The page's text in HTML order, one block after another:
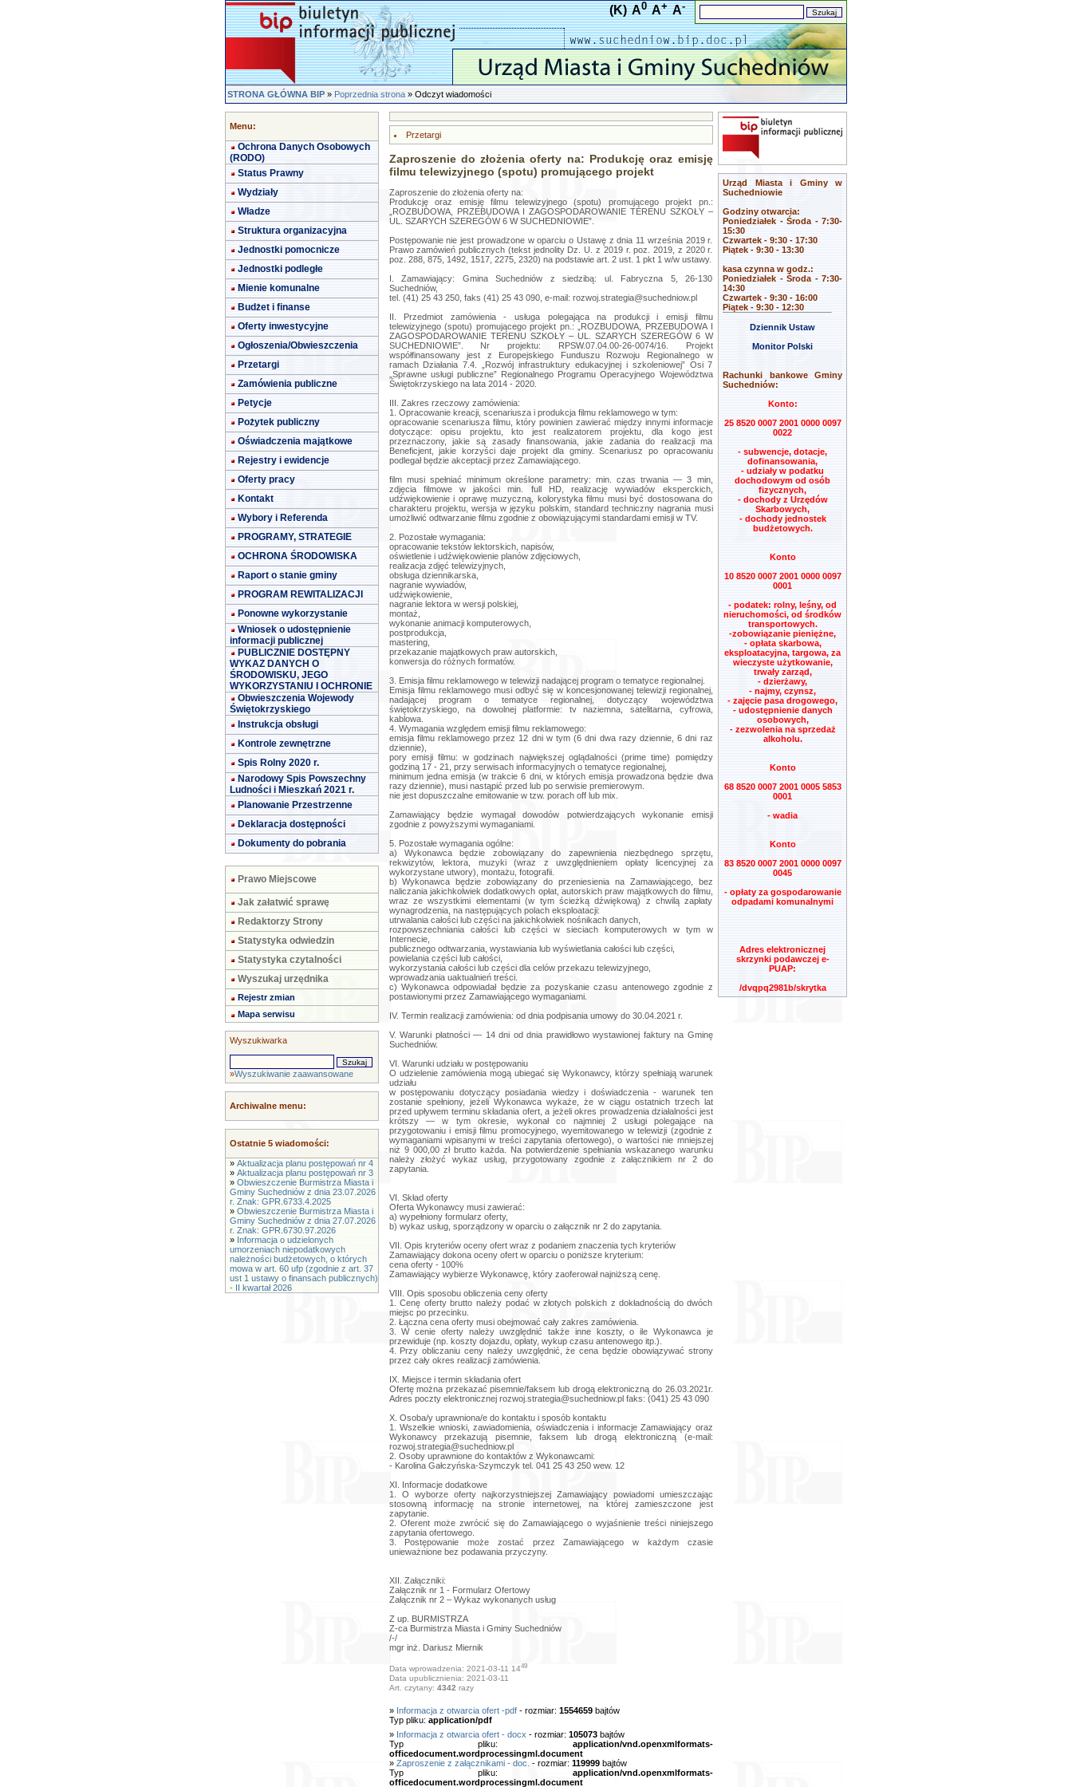
(K) A0 A+ A-
STRONA GŁÓWNA BIP»Poprzednia strona» Odczyt wiadomości
Menu:
Ochrona Danych Osobowych
(RODO)
Status Prawny
Wydziały
Władze
Struktura organizacyjna
Jednostki pomocnicze
Jednostki podległe
Mienie komunalne
Budżet i finanse
Oferty inwestycyjne
Ogłoszenia/Obwieszczenia
Przetargi
Zamówienia publiczne
Petycje
Pożytek publiczny
Oświadczenia majątkowe
Rejestry i ewidencje
Oferty pracy
Kontakt
Wybory i Referenda
PROGRAMY, STRATEGIE
OCHRONA ŚRODOWISKA
Raport o stanie gminy
PROGRAM REWITALIZACJI
Ponowne wykorzystanie
Wniosek o udostępnienie
informacji publicznej
PUBLICZNIE DOSTĘPNY
WYKAZ DANYCH O
ŚRODOWISKU, JEGO
WYKORZYSTANIU I OCHRONIE
Obwieszczenia Wojewody
Świętokrzyskiego
Instrukcja obsługi
Kontrole zewnętrzne
Spis Rolny 2020 r.
Narodowy Spis Powszechny
Ludności i Mieszkań 2021 r.
Planowanie Przestrzenne
Deklaracja dostępności
Dokumenty do pobrania
Prawo Miejscowe
Jak załatwić sprawę
Redaktorzy Strony
Statystyka odwiedzin
Statystyka czytalności
Wyszukaj urzędnika
Rejestr zmian
Mapa serwisu
Wyszukiwarka
»Wyszukiwanie zaawansowane
Archiwalne menu:
Ostatnie 5 wiadomości:
» Aktualizacja planu postępowań nr 4
» Aktualizacja planu postępowań nr 3
» Obwieszczenie Burmistrza Miasta i
Gminy Suchedniów z dnia 23.07.2026
r. Znak: GPR.6733.4.2025
» Obwieszczenie Burmistrza Miasta i
Gminy Suchedniów z dnia 27.07.2026
r. Znak: GPR.6730.97.2026
» Informacja o udzielonych
umorzeniach niepodatkowych
należności budżetowych, o których
mowa w art. 60 ufp (zgodnie z art. 37
ust 1 ustawy o finansach publicznych)
- II kwartał 2026
Przetargi
Zaproszenie do złożenia oferty na: Produkcję oraz emisję
filmu telewizyjnego (spotu) promującego projekt
Zaproszenie do złożenia oferty na:
Produkcję oraz emisję filmu telewizyjnego (spotu) promującego projekt pn.:
„ROZBUDOWA, PRZEBUDOWA I ZAGOSPODAROWANIE TERENU SZKOŁY –
UL. SZARYCH SZEREGÓW 6 W SUCHEDNIOWIE”.
Postępowanie nie jest prowadzone w oparciu o Ustawę z dnia 11 września 2019 r.
Prawo zamówień publicznych (tekst jednolity Dz. U. z 2019 r. poz. 2019, z 2020 r.
poz. 288, 875, 1492, 1517, 2275, 2320) na podstawie art. 2 ust. 1 pkt 1 w/w ustawy.
I. Zamawiający: Gmina Suchedniów z siedzibą: ul. Fabryczna 5, 26-130
Suchedniów,
tel. (41) 25 43 250, faks (41) 25 43 090, e-mail: rozwoj.strategia@suchedniow.pl
II. Przedmiot zamówienia - usługa polegająca na produkcji i emisji filmu
telewizyjnego (spotu) promującego projekt pn.: „ROZBUDOWA, PRZEBUDOWA I
ZAGOSPODAROWANIE TERENU SZKOŁY – UL. SZARYCH SZEREGÓW 6 W
SUCHEDNIOWIE”. Nr projektu: RPSW.07.04.00-26-0074/16. Projekt
współfinansowany jest z Europejskiego Funduszu Rozwoju Regionalnego w
ramach Działania 7.4. „Rozwój infrastruktury edukacyjnej i szkoleniowej” Osi 7
„Sprawne usługi publiczne” Regionalnego Programu Operacyjnego Województwa
Świętokrzyskiego na lata 2014 - 2020.
III. Zakres rzeczowy zamówienia:
1. Opracowanie kreacji, scenariusza i produkcja filmu reklamowego w tym:
opracowanie scenariusza filmu, który powinien zawierać między innymi informacje
dotyczące: opisu projektu, kto jest realizatorem projektu, dla kogo jest
przeznaczony, jakie są zasady finansowania, jakie zadania do realizacji ma
Beneficjent, jakie korzyści daje projekt dla gminy. Scenariusz po opracowaniu
podlegał będzie akceptacji przez Zamawiającego.
film musi spełniać minimum określone parametry: min. czas trwania — 3 min,
zdjęcia filmowe w jakości min. full HD, realizację wywiadów eksperckich,
udźwiękowienie i oprawę muzyczną, kolorystyka filmu musi być dostosowana do
charakteru projektu, wersja w języku polskim, standard techniczny nagrania musi
umożliwić odtwarzanie filmu zgodnie z obowiązującymi standardami emisji w TV.
2. Pozostałe wymagania:
opracowanie tekstów lektorskich, napisów,
oświetlenie i udźwiękowienie planów zdjęciowych,
realizacja zdjęć telewizyjnych,
obsługa dziennikarska,
nagranie wywiadów,
udźwiękowienie,
nagranie lektora w wersji polskiej,
montaż,
wykonanie animacji komputerowych,
postprodukcja,
mastering,
przekazanie majątkowych praw autorskich,
konwersja do różnych formatów.
3. Emisja filmu reklamowego w telewizji nadającej program o tematyce regionalnej.
Emisja filmu reklamowego musi odbyć się w koncesjonowanej telewizji regionalnej,
nadającej program o tematyce regionalnej, dotyczący województwa
świętokrzyskiego, na dowolnej platformie: tv naziemna, satelitarna, cyfrowa,
kablowa.
4. Wymagania względem emisji filmu reklamowego:
emisja filmu reklamowego przez 12 dni w tym (6 dni dwa razy dziennie, 6 dni raz
dziennie),
pory emisji filmu: w godzinach największej oglądalności (prime time) pomiędzy
godziną 17 - 21, przy serwisach informacyjnych o tematyce regionalnej,
minimum jedna emisja (w trakcie 6 dni, w których emisja prowadzona będzie dwa
razy dziennie), musi nastąpić przed lub po serwisie premierowym.
nie jest dopuszczalne emitowanie w tzw. porach off lub mix.
Zamawiający będzie wymagał dowodów potwierdzających wykonanie emisji
zgodnie z powyższymi wymaganiami.
5. Pozostałe wymagania ogólne:
a) Wykonawca będzie zobowiązany do zapewnienia niezbędnego sprzętu,
rekwizytów, lektora, muzyki (wraz z uwzględnieniem opłaty licencyjnej za
wykorzystane utwory), montażu, fotografii.
b) Wykonawca będzie zobowiązany do przeniesienia na Zamawiającego, bez
naliczania jakichkolwiek dodatkowych opłat, autorskich praw majątkowych do filmu,
wraz ze wszystkimi elementami (w tym ścieżką dźwiękową) z chwilą zapłaty
wynagrodzenia, na następujących polach eksploatacji:
utrwalania całości lub części na jakichkolwiek nośnikach danych,
rozpowszechniania całości lub części w sieciach komputerowych w tym w
Internecie,
publicznego odtwarzania, wystawiania lub wyświetlania całości lub części,
powielania części lub całości,
wykorzystania całości lub części dla celów przekazu telewizyjnego,
wprowadzania uaktualnień treści.
c) Wykonawca odpowiadał będzie za pozyskanie czasu antenowego zgodnie z
postawionymi przez Zamawiającego wymaganiami.
IV. Termin realizacji zamówienia: od dnia podpisania umowy do 30.04.2021 r.
V. Warunki płatności — 14 dni od dnia prawidłowo wystawionej faktury na Gminę
Suchedniów.
VI. Warunki udziału w postępowaniu
O udzielenie zamówienia mogą ubiegać się Wykonawcy, którzy spełniają warunek
udziału
w postępowaniu dotyczący posiadania wiedzy i doświadczenia - warunek ten
zostanie spełniony, jeżeli Wykonawca wykaże, że w ciągu ostatnich trzech lat
przed upływem terminu składania ofert, a jeżeli okres prowadzenia działalności jest
krótszy — w tym okresie, wykonał co najmniej 2 usługi polegające na
przygotowaniu i emisji filmu promocyjnego, wyemitowanego w telewizji (zgodnie z
wymaganiami wpisanymi w treści zapytania ofertowego), o wartości nie mniejszej
niż 9 000,00 zł brutto każda. Na potwierdzenie spełniania wskazanego warunku
należy złożyć wykaz usług, przygotowany zgodnie z załącznikiem nr 2 do
zapytania.
VI. Skład oferty
Oferta Wykonawcy musi zawierać:
a) wypełniony formularz oferty,
b) wykaz usług, sporządzony w oparciu o załącznik nr 2 do zapytania.
VII. Opis kryteriów oceny ofert wraz z podaniem znaczenia tych kryteriów
Zamawiający dokona oceny ofert w oparciu o poniższe kryterium:
cena oferty - 100%
Zamawiający wybierze Wykonawcę, który zaoferował najniższą cenę.
VIII. Opis sposobu obliczenia ceny oferty
1. Cenę oferty brutto należy podać w złotych polskich z dokładnością do dwóch
miejsc po przecinku.
2. Łączna cena oferty musi obejmować cały zakres zamówienia.
3. W cenie oferty należy uwzględnić także inne koszty, o ile Wykonawca je
przewiduje (np. koszty dojazdu, opłaty, wykup czasu antenowego itp.).
4. Przy obliczaniu ceny należy uwzględnić, że cena będzie obowiązywać strony
przez cały okres realizacji zamówienia.
IX. Miejsce i termin składania ofert
Ofertę można przekazać pisemnie/faksem lub drogą elektroniczną do 26.03.2021r.
Adres poczty elektronicznej rozwoj.strategia@suchedniow.plfaks: (041) 25 43 090
X. Osoba/y uprawniona/e do kontaktu i sposób kontaktu
1. Wszelkie wnioski, zawiadomienia, oświadczenia i informacje Zamawiający oraz
Wykonawcy przekazują pisemnie, faksem lub drogą elektroniczną (e-mail:
rozwoj.strategia@suchedniow.pl
2. Osoby uprawnione do kontaktów z Wykonawcami:
- Karolina Gałczyńska-Szymczyk tel. 041 25 43 250 wew. 12
XI. Informacje dodatkowe
1. O wyborze oferty najkorzystniejszej Zamawiający powiadomi umieszczając
stosowną informację na stronie internetowej, na której zamieszczone jest
zapytanie.
2. Oferent może zwrócić się do Zamawiającego o wyjaśnienie treści niniejszego
zapytania ofertowego.
3. Postępowanie może zostać przez Zamawiającego w każdym czasie
unieważnione bez podawania przyczyny.
XII. Załączniki:
Załącznik nr 1 - Formularz Ofertowy
Załącznik nr 2 – Wykaz wykonanych usług
Z up. BURMISTRZA
Z-ca Burmistrza Miasta i Gminy Suchedniów
/-/
mgr inż. Dariusz Miernik
Data wprowadzenia: 2021-03-11 1449
Data upublicznienia: 2021-03-11
Art. czytany: 4342 razy
» Informacja z otwarcia ofert -pdf- rozmiar: 1554659bajtów
Typ pliku: application/pdf
» Informacja z otwarcia ofert - docx - rozmiar: 105073bajtów
Typ pliku: application/vnd.openxmlformats-
officedocument.wordprocessingml.document
» Zaproszenie z załącznikami - doc. - rozmiar: 119999bajtów
Typ pliku: application/vnd.openxmlformats-
officedocument.wordprocessingml.document
Urząd Miasta i Gminy w
Suchedniowie
Godziny otwarcia:
Poniedziałek - Środa - 7:30-
15:30
Czwartek - 9:30 - 17:30
Piątek - 9:30 - 13:30
kasa czynna w godz.:
Poniedziałek - Środa - 7:30-
14:30
Czwartek - 9:30 - 16:00
Piątek - 9:30 - 12:30
Dziennik Ustaw
Monitor Polski
Rachunki bankowe Gminy
Suchedniów:
Konto:
25 8520 0007 2001 0000 0097
0022
- subwencje, dotacje,
dofinansowania,
- udziały w podatku
dochodowym od osób
fizycznych,
- dochody z Urzędów
Skarbowych,
- dochody jednostek
budżetowych.
Konto
10 8520 0007 2001 0000 0097
0001
- podatek: rolny, leśny, od
nieruchomości, od środków
transportowych.
-zobowiązanie pieniężne,
- opłata skarbowa,
eksploatacyjna, targowa, za
wieczyste użytkowanie,
trwały zarząd,
- dzierżawy,
- najmy, czynsz,
- zajęcie pasa drogowego,
- udostępnienie danych
osobowych,
- zezwolenia na sprzedaż
alkoholu.
Konto
68 8520 0007 2001 0005 5853
0001
- wadia
Konto
83 8520 0007 2001 0000 0097
0045
- opłaty za gospodarowanie
odpadami komunalnymi
Adres elektronicznej
skrzynki podawczej e-
PUAP:
/dvqpq2981b/skrytka